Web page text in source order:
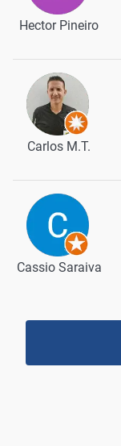
Hector Pineiro
Carlos M.T.
Cassio Saraiva